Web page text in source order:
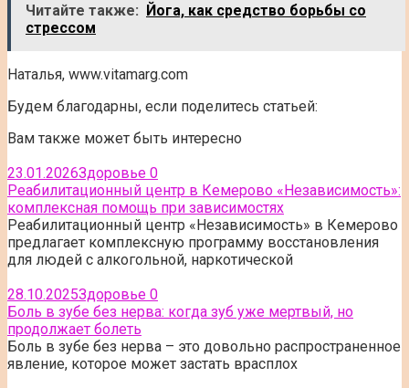
Читайте также: Йога, как средство борьбы со
стрессом
Наталья, www.vitamarg.com
Будем благодарны, если поделитесь статьей:
Вам также может быть интересно
23.01.2026Здоровье 0
Реабилитационный центр в Кемерово «Независимость»:
комплексная помощь при зависимостях
Реабилитационный центр «Независимость» в Кемерово
предлагает комплексную программу восстановления
для людей с алкогольной, наркотической
28.10.2025Здоровье 0
Боль в зубе без нерва: когда зуб уже мертвый, но
продолжает болеть
Боль в зубе без нерва – это довольно распространенное
явление, которое может застать врасплох